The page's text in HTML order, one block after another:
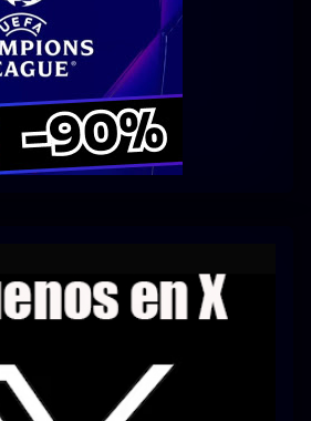
Series 4K HDR
2160p 4K SDR